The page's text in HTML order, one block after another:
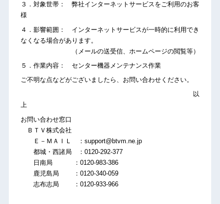
３．対象世帯： 弊社インターネットサービスをご利用のお客
様
４．影響範囲： インターネットサービスが一時的に利用でき
なくなる場合があります。
（メールの送受信、ホームページの閲覧等）
５．作業内容： センター機器メンテナンス作業
ご不明な点などがございましたら、お問い合わせください。
以
上
お問い合わせ窓口
ＢＴＶ株式会社
Ｅ－ＭＡＩＬ ：support@btvm.ne.jp
都城・西諸局 ：0120-292-377
日南局 ：0120-983-386
鹿児島局 ：0120-340-059
志布志局 ：0120-933-966